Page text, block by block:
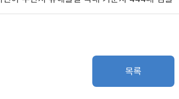
목록